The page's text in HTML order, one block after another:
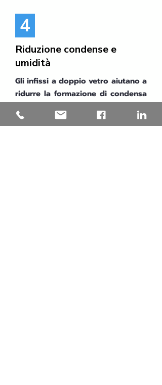
4
Riduzione condense e
umidità
Gli infissi a doppio vetro aiutano a
ridurre la formazione di condensa
finestre, mantenendo gli ambienti